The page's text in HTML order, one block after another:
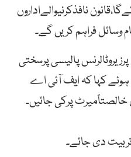
نافذکرنیوالےاداروں
فراہم کریں گے۔
پالیسی پرسختی
کہا کہ ایف آئی اے
خالصتاًمیرٹ پرکی جائیں۔
دی جائے۔